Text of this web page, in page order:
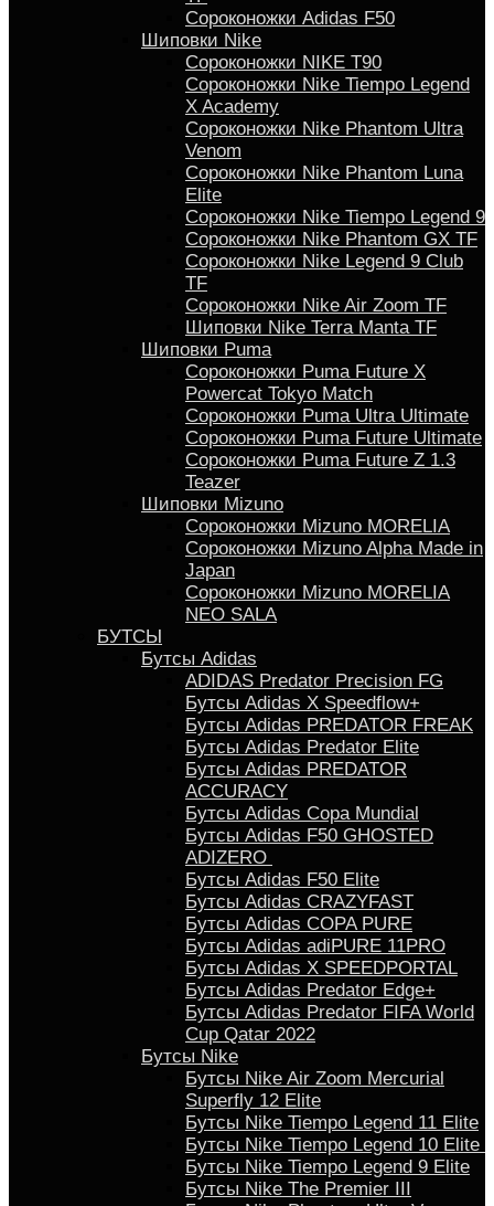
Сороконожки Adidas F50
Шиповки Nike
Сороконожки NIKE T90
Сороконожки Nike Tiempo Legend
X Academy
Сороконожки Nike Phantom Ultra
Venom
Сороконожки Nike Phantom Luna
Elite
Сороконожки Nike Tiempo Legend 9
Сороконожки Nike Phantom GX TF
Сороконожки Nike Legend 9 Club
TF
Сороконожки Nike Air Zoom TF
Шиповки Nike Terra Manta TF
Шиповки Puma
Сороконожки Puma Future X
Powercat Tokyo Match
Сороконожки Puma Ultra Ultimate
Сороконожки Puma Future Ultimate
Сороконожки Puma Future Z 1.3
Teazer
Шиповки Mizuno
Сороконожки Mizuno MORELIA
Сороконожки Mizuno Alpha Made in
Japan
Сороконожки Mizuno MORELIA
NEO SALA
БУТСЫ
Бутсы Adidas
ADIDAS Predator Precision FG
Бутсы Аdidas X Speedflow+
Бутсы Adidas PREDATOR FREAK
Бутсы Adidas Predator Elite
Бутсы Adidas PREDATOR
ACCURACY
Бутсы Adidas Copa Mundial
Бутсы Аdidas F50 GHOSTED
ADIZERO
Бутсы Adidas F50 Elite
Бутсы Adidas CRAZYFAST
Бутсы Adidas COPA PURE
Бутсы Adidas adiPURE 11PRO
Бутсы Аdidas X SPEEDPORTAL
Бутсы Аdidas Predator Edge+
Бутсы Аdidas Predator FIFA World
Cup Qatar 2022
Бутсы Nike
Бутсы Nike Air Zoom Mercurial
Superfly 12 Elite
Бутсы Nike Tiempo Legend 11 Elite
Бутсы Nike Tiempo Legend 10 Elite
Бутсы Nike Tiempo Legend 9 Elite
Бутсы Nike The Premier III